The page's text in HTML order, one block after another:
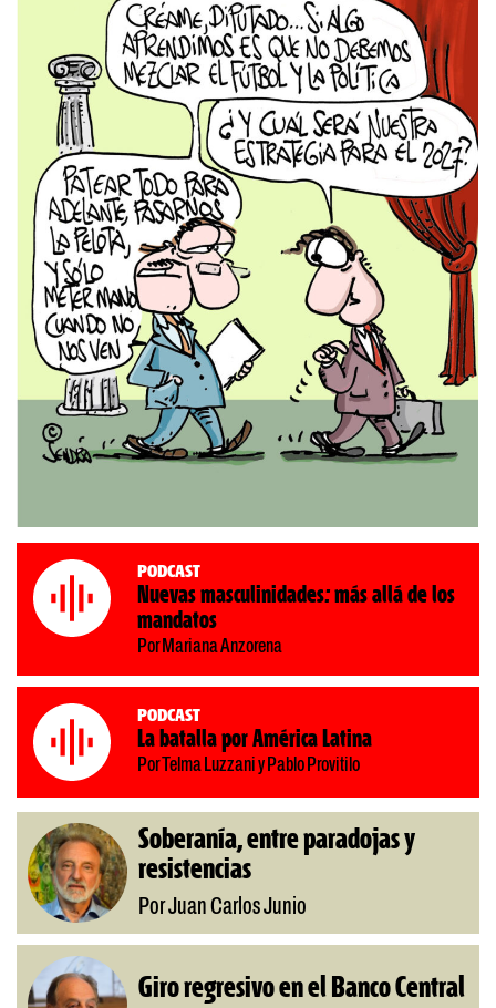
Podcast
Nuevas masculinidades: más allá de los
mandatos
Por Mariana Anzorena
Podcast
La batalla por América Latina
Por Telma Luzzani y Pablo Provitilo
Soberanía, entre paradojas y
resistencias
Por Juan Carlos Junio
Giro regresivo en el Banco Central